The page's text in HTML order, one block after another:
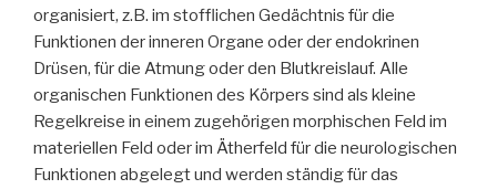
organisiert, z.B. im stofflichen Gedächtnis für die
Funktionen der inneren Organe oder der endokrinen
Drüsen, für die Atmung oder den Blutkreislauf. Alle
organischen Funktionen des Körpers sind als kleine
Regelkreise in einem zugehörigen morphischen Feld im
materiellen Feld oder im Ätherfeld für die neurologischen
Funktionen abgelegt und werden ständig für das